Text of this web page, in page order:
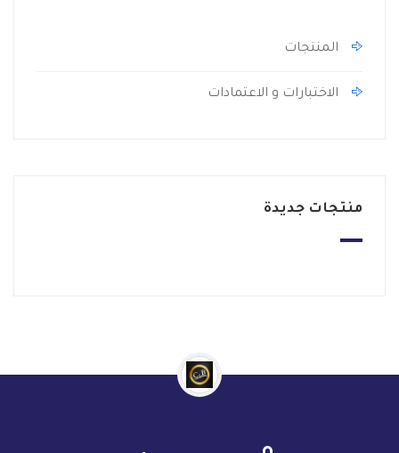
المنتجات
الاختبارات و الاعتمادات
منتجات جديدة